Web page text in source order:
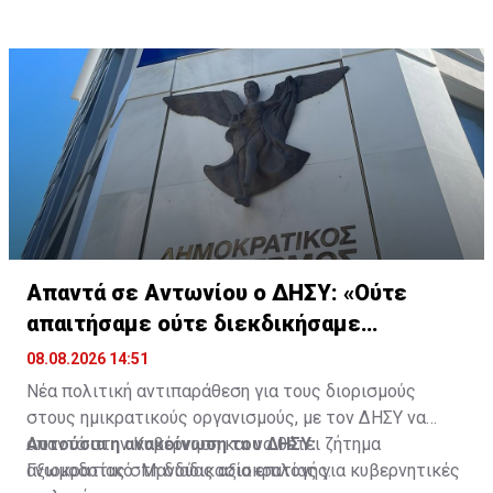
Απαντά σε Αντωνίου ο ΔΗΣΥ: «Ούτε
απαιτήσαμε ούτε διεκδικήσαμε
διορισμούς»
08.08.2026 14:51
Νέα πολιτική αντιπαράθεση για τους διορισμούς
στους ημικρατικούς οργανισμούς, με τον ΔΗΣΥ να
απαντά στην Κυβέρνηση και να θέτει ζήτημα
αξιοκρατίας στη διαδικασία επιλογής.
Αυτούσια η ανακοίνωση του ΔΗΣΥ:
Γνωμοδοτικό: Μανδύας αξιοκρατίας για κυβερνητικές